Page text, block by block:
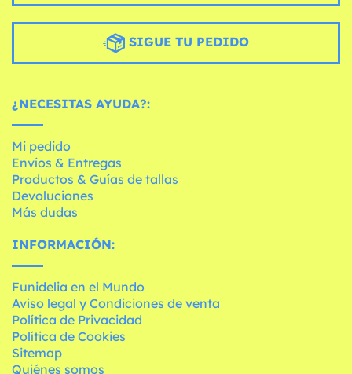
SIGUE TU PEDIDO
¿NECESITAS AYUDA?:
Mi pedido
Envíos & Entregas
Productos & Guías de tallas
Devoluciones
Más dudas
INFORMACIÓN:
Funidelia en el Mundo
Aviso legal y Condiciones de venta
Política de Privacidad
Política de Cookies
Sitemap
Quiénes somos